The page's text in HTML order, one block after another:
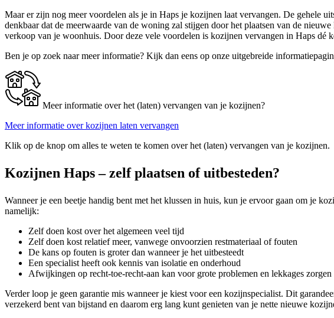
Maar er zijn nog meer voordelen als je in Haps je kozijnen laat vervangen. De gehele
denkbaar dat de meerwaarde van de woning zal stijgen door het plaatsen van de
verkoop van je woonhuis. Door deze vele voordelen is kozijnen vervangen in Haps dé
Ben je op zoek naar meer informatie? Kijk dan eens op onze uitgebreide
Meer informatie over het (laten) vervangen van je kozijnen?
Meer informatie over kozijnen laten vervangen
Klik op de knop om alles te weten te komen over het (laten) vervangen van je kozijnen.
Kozijnen Haps – zelf plaatsen of uitbesteden?
Wanneer je een beetje handig bent met het klussen in huis, kun je ervoor gaan om je
namelijk:
Zelf doen kost over het algemeen veel tijd
Zelf doen kost relatief meer, vanwege onvoorzien restmateriaal of fouten
De kans op fouten is groter dan wanneer je het uitbesteedt
Een specialist heeft ook kennis van isolatie en onderhoud
Afwijkingen op recht-toe-recht-aan kan voor grote problemen en lekkages zorgen
Verder loop je geen garantie mis wanneer je kiest voor een kozijnspecialist. Dit
verzekerd bent van bijstand en daarom erg lang kunt genieten van je nette nieuwe